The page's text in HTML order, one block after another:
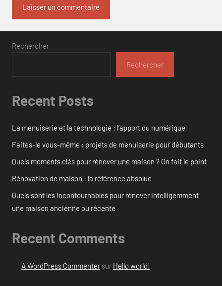
Rechercher
Rechercher
Recent Posts
La menuiserie et la technologie : l’apport du numérique
Faites-le vous-même : projets de menuiserie pour débutants
Quels moments clés pour rénover une maison ? On fait le point
Rénovation de maison : la référence absolue
Quels sont les incontournables pour rénover intelligemment
une maison ancienne ou récente
Recent Comments
A WordPress Commentersur Hello world!